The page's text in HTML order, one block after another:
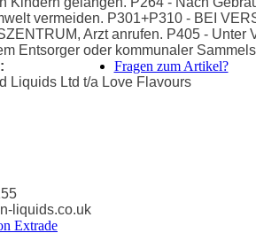
vermeiden. P301+P310 - BEI
Arzt anrufen. P405 - Unter
Entsorger oder kommunaler
Liquids Ltd t/a Love Flavours
liquids.co.uk
Fragen zum Artikel?
Extrade